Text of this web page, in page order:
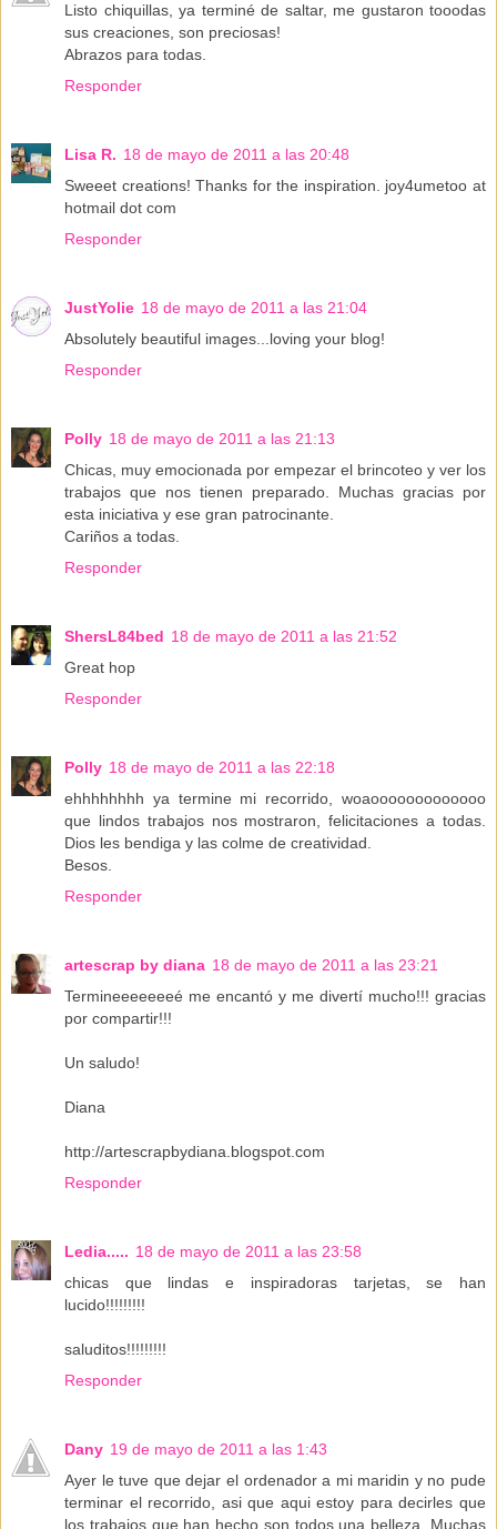
Listo chiquillas, ya terminé de saltar, me gustaron tooodas
sus creaciones, son preciosas!
Abrazos para todas.
Responder
Lisa R. 18 de mayo de 2011 a las 20:48
Sweeet creations! Thanks for the inspiration. joy4umetoo at
hotmail dot com
Responder
JustYolie 18 de mayo de 2011 a las 21:04
Absolutely beautiful images...loving your blog!
Responder
Polly 18 de mayo de 2011 a las 21:13
Chicas, muy emocionada por empezar el brincoteo y ver los
trabajos que nos tienen preparado. Muchas gracias por
esta iniciativa y ese gran patrocinante.
Cariños a todas.
Responder
ShersL84bed 18 de mayo de 2011 a las 21:52
Great hop
Responder
Polly 18 de mayo de 2011 a las 22:18
ehhhhhhhh ya termine mi recorrido, woaooooooooooooo
que lindos trabajos nos mostraron, felicitaciones a todas.
Dios les bendiga y las colme de creatividad.
Besos.
Responder
artescrap by diana 18 de mayo de 2011 a las 23:21
Termineeeeeeeé me encantó y me divertí mucho!!! gracias
por compartir!!!
Un saludo!
Diana
http://artescrapbydiana.blogspot.com
Responder
Ledia..... 18 de mayo de 2011 a las 23:58
chicas que lindas e inspiradoras tarjetas, se han
lucido!!!!!!!!!
saluditos!!!!!!!!!
Responder
Dany 19 de mayo de 2011 a las 1:43
Ayer le tuve que dejar el ordenador a mi maridin y no pude
terminar el recorrido, asi que aqui estoy para decirles que
los trabajos que han hecho son todos una belleza. Muchas